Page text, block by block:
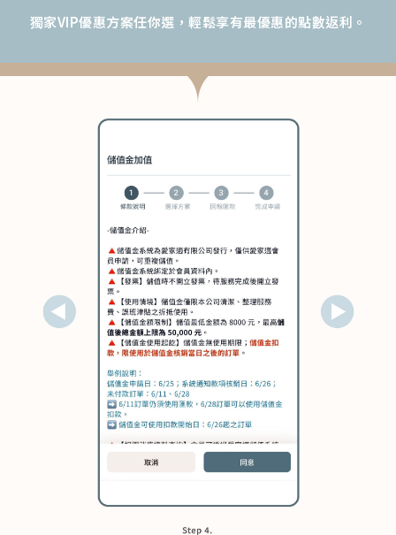
獨家VIP優惠方案任你選，輕鬆享有最優惠的點數返利。